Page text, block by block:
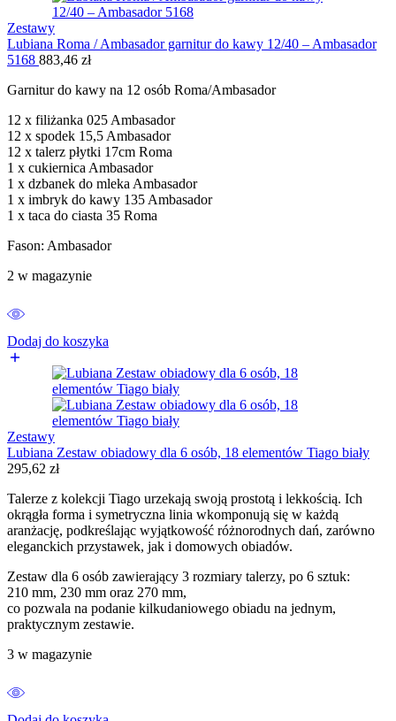
Zestawy
Lubiana Roma / Ambasador garnitur do kawy 12/40 – Ambasador
5168 883,46 zł
Garnitur do kawy na 12 osób Roma/Ambasador
12 x filiżanka 025 Ambasador
12 x spodek 15,5 Ambasador
12 x talerz płytki 17cm Roma
1 x cukiernica Ambasador
1 x dzbanek do mleka Ambasador
1 x imbryk do kawy 135 Ambasador
1 x taca do ciasta 35 Roma
Fason: Ambasador
2 w magazynie
Dodaj do koszyka
Zestawy
Lubiana Zestaw obiadowy dla 6 osób, 18 elementów Tiago biały
295,62 zł
Talerze z kolekcji Tiago urzekają swoją prostotą i lekkością. Ich
okrągła forma i symetryczna linia wkomponują się w każdą
aranżację, podkreślając wyjątkowość różnorodnych dań, zarówno
eleganckich przystawek, jak i domowych obiadów.
Zestaw dla 6 osób zawierający 3 rozmiary talerzy, po 6 sztuk:
210 mm, 230 mm oraz 270 mm,
co pozwala na podanie kilkudaniowego obiadu na jednym,
praktycznym zestawie.
3 w magazynie